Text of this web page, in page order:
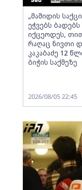
„მამიდის
ეჭვებს
იქცეოდეს,
რაღაც ნივთი
კაკაბაძე 12
ბიჭის საქმეზე
2026/08/05 22:45